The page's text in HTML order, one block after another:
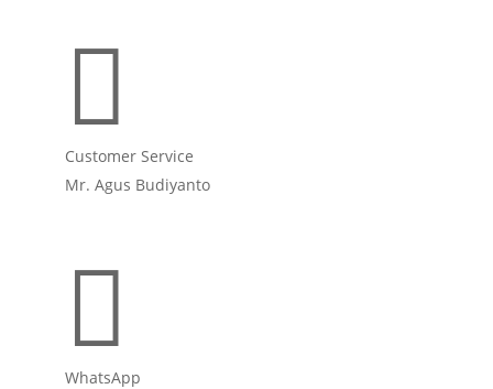

Customer Service
Mr. Agus Budiyanto

WhatsApp